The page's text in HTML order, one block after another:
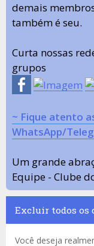
demais
também é seu.
Curta nossas
grupos
~ Fique atento
WhatsApp/
Um grande
Equipe - Clube
Excluir todos os
Você deseja